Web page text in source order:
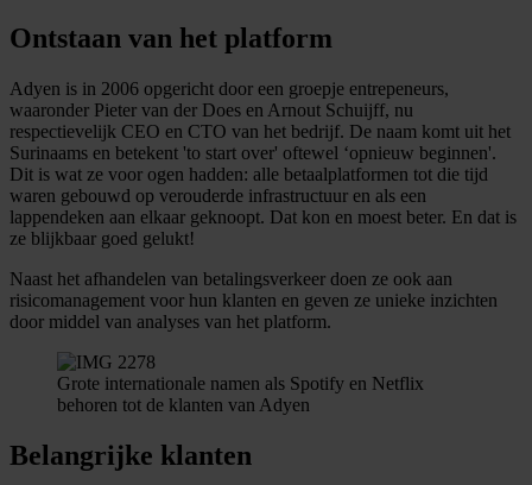
Ontstaan van het platform
Adyen is in 2006 opgericht door een groepje entrepeneurs,
waaronder Pieter van der Does en Arnout Schuijff, nu
respectievelijk CEO en CTO van het bedrijf. De naam komt uit het
Surinaams en betekent 'to start over' oftewel ‘opnieuw beginnen'.
Dit is wat ze voor ogen hadden: alle betaalplatformen tot die tijd
waren gebouwd op verouderde infrastructuur en als een
lappendeken aan elkaar geknoopt. Dat kon en moest beter. En dat is
ze blijkbaar goed gelukt!
Naast het afhandelen van betalingsverkeer doen ze ook aan
risicomanagement voor hun klanten en geven ze unieke inzichten
door middel van analyses van het platform.
Grote internationale namen als Spotify en Netflix
behoren tot de klanten van Adyen
Belangrijke klanten